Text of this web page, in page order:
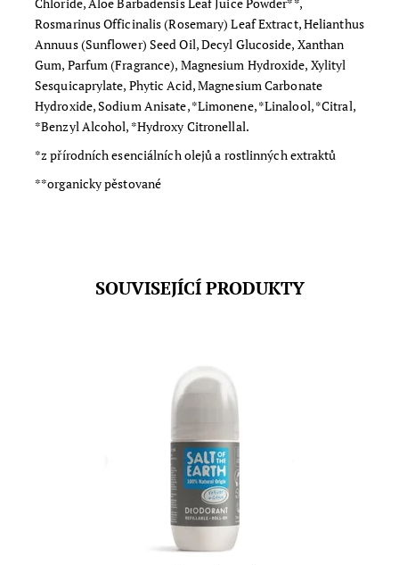
Rosmarinus Officinalis (Rosemary) Leaf Extract, Helianthus
Annuus (Sunflower) Seed Oil, Decyl Glucoside, Xanthan
Gum, Parfum (Fragrance), Magnesium Hydroxide, Xylityl
Sesquicaprylate, Phytic Acid, Magnesium Carbonate
Hydroxide, Sodium Anisate, *Limonene, *Linalool, *Citral,
*Benzyl Alcohol, *Hydroxy Citronellal.
*z přírodních esenciálních olejů a rostlinných extraktů
**organicky pěstované
SOUVISEJÍCÍ PRODUKTY
Znovudoplnitelný kuličkový deodorant s výraznou
mužnou vůní vetiveru a citrusů, který vás spolehlivě a
bez fleků nebo pocitu mastnoty ochrání před
nežádoucím zápachem. Vegan složení. Objem: 75 ml
Vyprodáno
Salt of the Earth